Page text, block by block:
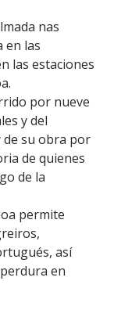
nas
en las
las estaciones
por nueve
y del
de su obra por
de quienes
de la
permite
así
en